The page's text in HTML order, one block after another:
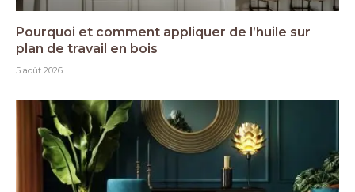
Pourquoi et comment appliquer de l’huile sur
plan de travail en bois
5 août 2026